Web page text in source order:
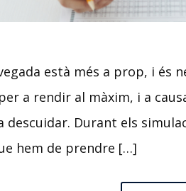
està més a prop, i és
a rendir al màxim, i a
descuidar. Durant els
hem de prendre […]